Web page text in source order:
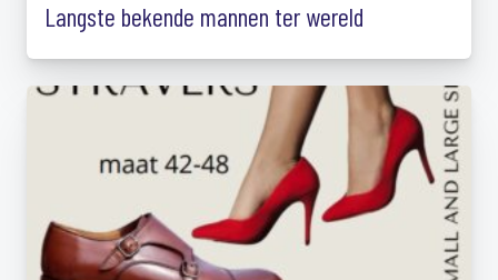
Langste bekende mannen ter wereld